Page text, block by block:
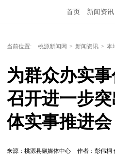
首页 新闻资讯
当前位置: 桃源新闻网 > 新闻资讯 > 本
为群众办实
召开进一步
体实事推进会
来源：桃源县融媒体中心 作者：彭伟桐